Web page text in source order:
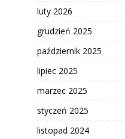
luty 2026
grudzień 2025
październik 2025
lipiec 2025
marzec 2025
styczeń 2025
listopad 2024